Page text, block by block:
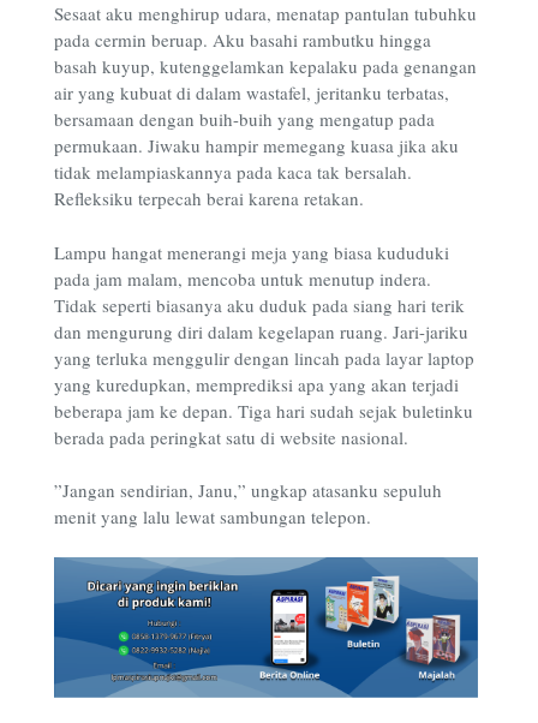
Sesaat aku menghirup udara, menatap pantulan tubuhku
pada cermin beruap. Aku basahi rambutku hingga
basah kuyup, kutenggelamkan kepalaku pada genangan
air yang kubuat di dalam wastafel, jeritanku terbatas,
bersamaan dengan buih-buih yang mengatup pada
permukaan. Jiwaku hampir memegang kuasa jika aku
tidak melampiaskannya pada kaca tak bersalah.
Refleksiku terpecah berai karena retakan.
Lampu hangat menerangi meja yang biasa kududuki
pada jam malam, mencoba untuk menutup indera.
Tidak seperti biasanya aku duduk pada siang hari terik
dan mengurung diri dalam kegelapan ruang. Jari-jariku
yang terluka menggulir dengan lincah pada layar laptop
yang kuredupkan, memprediksi apa yang akan terjadi
beberapa jam ke depan. Tiga hari sudah sejak buletinku
berada pada peringkat satu di website nasional.
”Jangan sendirian, Janu,” ungkap atasanku sepuluh
menit yang lalu lewat sambungan telepon.